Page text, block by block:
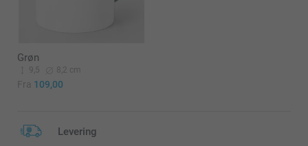
Grøn
9,5 8,2 cm
Fra 109,00
Levering